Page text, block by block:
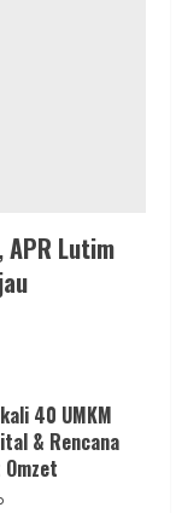
Lutim
40 UMKM
& Rencana